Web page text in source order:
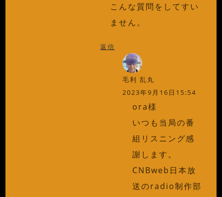
こんな質問をしてすい
ません。
返信
毛利 乱丸
2023年9月16日15:54
ora様
いつも当局の番
組リスニング感
謝します。
CNBweb日本放
送のradio制作部